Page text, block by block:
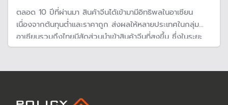
ตลอด 10 ปีที่ผ่านมา สินค้าจีนได้เข้ามามีอิทธิพลในอาเซียน
เนื่องจากต้นทุนต่ำและราคาถูก ส่งผลให้หลายประเทศในกลุ่ม
อาเซียนรวมถึงไทยมีสัดส่วนนำเข้าสินค้าจีนที่สูงขึ้น ซึ่งในระยะ
ยาวอาจทำให้ผู้ประกอบการในประเทศแข่งขันในตลาดได้ยาก